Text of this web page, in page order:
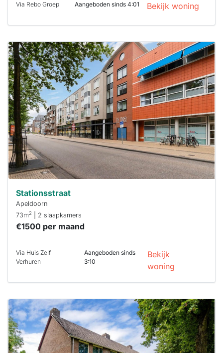
Via Rebo Groep Aangeboden sinds 4:01 Bekijk woning
Deze woning
is
waarschijnlijk
al verhuurd
Om kans te
maken moet je
binnen 15
minuten
reageren.
Stekkies helpt
je hierbij!
Stationsstraat
Apeldoorn
73m2 | 2 slaapkamers
€1500 per maand
Via Huis Zelf
Verhuren
Aangeboden sinds
3:10
Bekijk
woning
Deze woning
is
waarschijnlijk
al verhuurd
Om kans te
maken moet je